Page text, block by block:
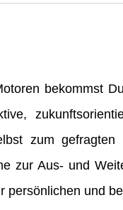
bekommst
zum
zur Aus- und
persönlichen und